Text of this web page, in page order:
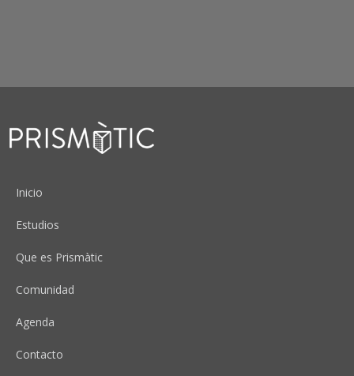
Peu
Inicio
Estudios
Que es Prismàtic
Comunidad
Agenda
Contacto